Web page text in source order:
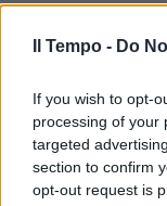
Il Tempo - Do
If you wish to opt-
processing of your
targeted
section to confirm
opt-out request is